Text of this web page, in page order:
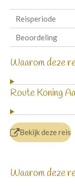
Reisperiode
Beoordeling
Waarom deze
Route Koning
Bekijk deze reis
Waarom deze